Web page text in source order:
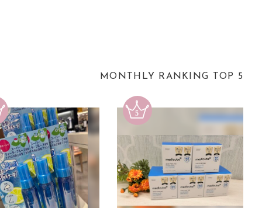
MONTHLY RANKING TOP 5